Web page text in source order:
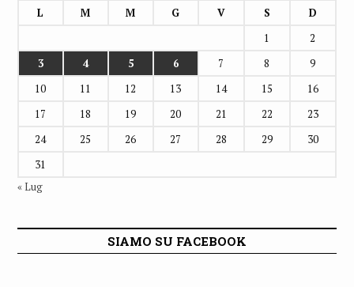
L M M G V S
D
1
2
3
4 5 6 7 8
9
10
11 12 13 14 15
16
17
18 19 20 21 22
23
24
25 26 27 28 29
30
31
« Lug
SIAMO SU FACEBOOK